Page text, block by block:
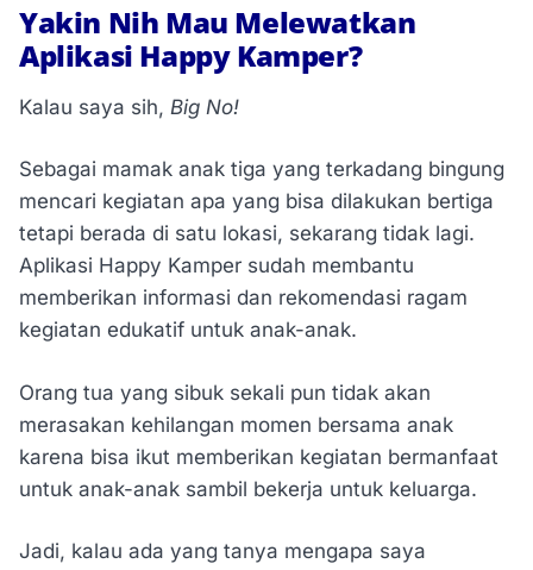
Yakin Nih Mau Melewatkan
Aplikasi Happy Kamper?
Kalau saya sih, Big No!
Sebagai mamak anak tiga yang terkadang bingung
mencari kegiatan apa yang bisa dilakukan bertiga
tetapi berada di satu lokasi, sekarang tidak lagi.
Aplikasi Happy Kamper sudah membantu
memberikan informasi dan rekomendasi ragam
kegiatan edukatif untuk anak-anak.
Orang tua yang sibuk sekali pun tidak akan
merasakan kehilangan momen bersama anak
karena bisa ikut memberikan kegiatan bermanfaat
untuk anak-anak sambil bekerja untuk keluarga.
Jadi, kalau ada yang tanya mengapa saya